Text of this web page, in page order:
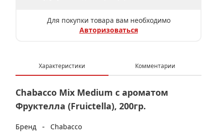
Для покупки товара вам необходимо
Авторизоваться
Характеристики Комментарии
Chabacco Mix Medium с ароматом
Фруктелла (Fruictella), 200гр.
Бренд -
Chabacco